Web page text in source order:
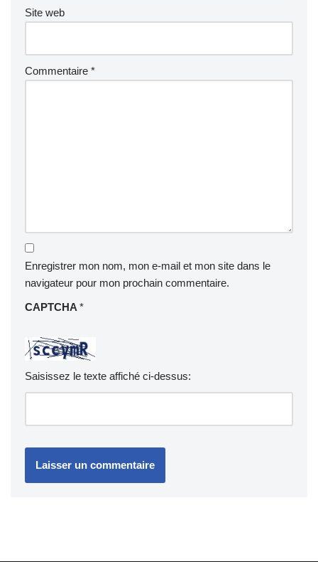
Site web
Commentaire *
Enregistrer mon nom, mon e-mail et mon site dans le
navigateur pour mon prochain commentaire.
CAPTCHA *
Saisissez le texte affiché ci-dessus: